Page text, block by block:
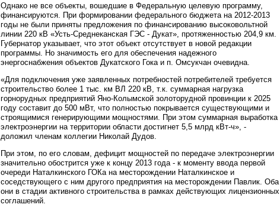
Однако не все объекты, вошедшие в Федеральную целевую программу,
финансируются. При формировании федерального бюджета на 2012-2013
годы не были приняты предложения по финансированию высоковольтной
линии 220 кВ «Усть-Среднеканская ГЭС - Дукат», протяженностью 204,9 км.
Губернатор указывает, что этот объект отсутствует в новой редакции
программы. Но значимость его для обеспечения надежного
энергоснабжения объектов Дукатского Гока и п. Омсукчан очевидна.
«Для подключения уже заявленных потребностей потребителей требуется
строительство более 1 тыс. км ВЛ 220 кВ, т.к. суммарная нагрузка
горнорудных предприятий Яно-Колымской золоторудной провинции к 2025
году составит до 500 мВт, что полностью покрывается существующими и
строящимися генерирующими мощностями. При этом суммарная выработка
электроэнергии на территории области достигнет 5,5 млрд кВт-ч», -
доложил членам коллегии Николай Дудов.
При этом, по его словам, дефицит мощностей по передаче электроэнергии
значительно обострится уже к концу 2013 года - к моменту ввода первой
очереди Наталкинского ГОКа на месторождении Наталкинское и
соседствующего с ним другого предприятия на месторождении Павлик. Оба
они в стадии активного строительства в рамках действующих лицензионных
соглашений.